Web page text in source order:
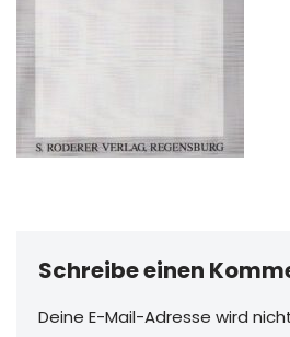
Schreibe einen
Deine E-Mail-Adresse wird